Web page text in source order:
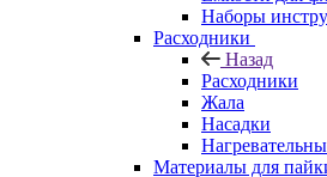
Наборы
Расходники
Назад
Расходники
Жала
Насадки
Материалы для